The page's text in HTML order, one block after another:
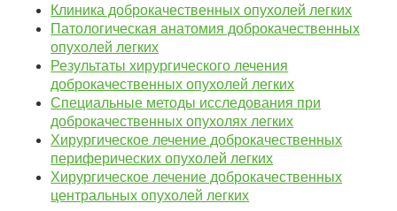
Клиника доброкачественных опухолей легких
Патологическая анатомия доброкачественных
опухолей легких
Результаты хирургического лечения
доброкачественных опухолей легких
Специальные методы исследования при
доброкачественных опухолях легких
Хирургическое лечение доброкачественных
периферических опухолей легких
Хирургическое лечение доброкачественных
центральных опухолей легких